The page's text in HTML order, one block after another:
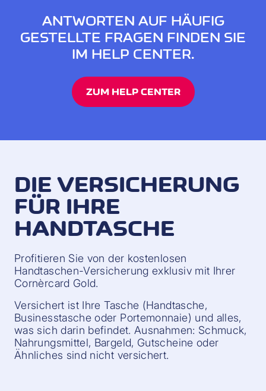
ANTWORTEN AUF HÄUFIG
GESTELLTE FRAGEN FINDEN SIE
IM HELP CENTER.
ZUM HELP CENTER
DIE VERSICHERUNG
FÜR IHRE
HANDTASCHE
Profitieren Sie von der kostenlosen
Handtaschen-Versicherung exklusiv mit Ihrer
Cornèrcard Gold.
Versichert ist Ihre Tasche (Handtasche,
Businesstasche oder Portemonnaie) und alles,
was sich darin befindet. Ausnahmen: Schmuck,
Nahrungsmittel, Bargeld, Gutscheine oder
Ähnliches sind nicht versichert.